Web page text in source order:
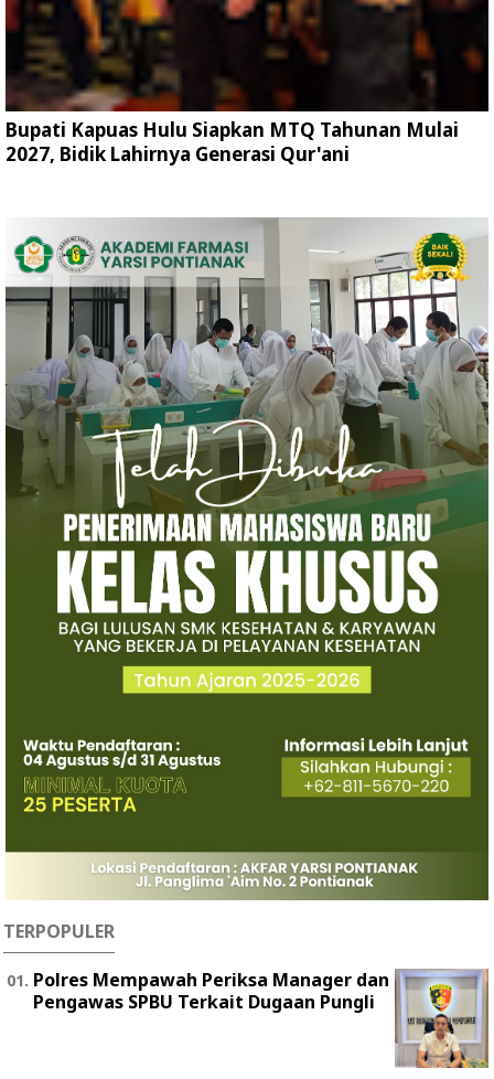
Bupati Kapuas Hulu Siapkan MTQ Tahunan Mulai
2027, Bidik Lahirnya Generasi Qur'ani
TERPOPULER
Polres Mempawah Periksa Manager dan
Pengawas SPBU Terkait Dugaan Pungli